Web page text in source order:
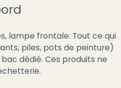
lampe frontale. Tout ce qui
piles, pots de peinture)
dédié. Ces produits ne